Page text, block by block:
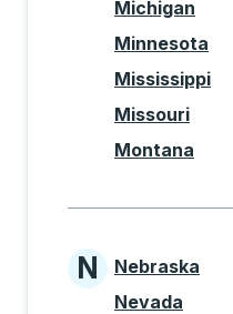
Michigan
Minnesota
Mississippi
Missouri
Montana
States
N
Nebraska
Nevada